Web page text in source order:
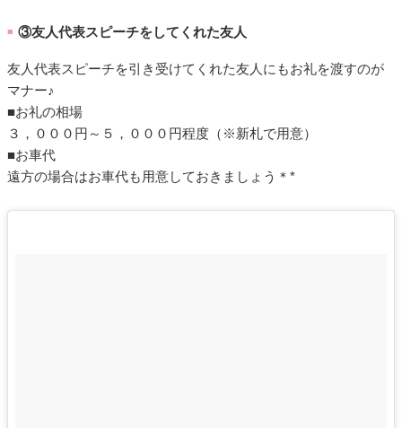
■ ③友人代表スピーチをしてくれた友人
友人代表スピーチを引き受けてくれた友人にもお礼を渡すのが
マナー♪
■お礼の相場
３，０００円～５，０００円程度（※新札で用意）
■お車代
遠方の場合はお車代も用意しておきましょう＊*